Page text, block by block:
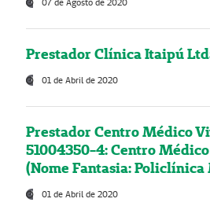
Prestador Clínica Itaipú
01 de Abril de 2020
Prestador Centro Médico
51004350-4: Centro
(Nome Fantasia:
01 de Abril de 2020